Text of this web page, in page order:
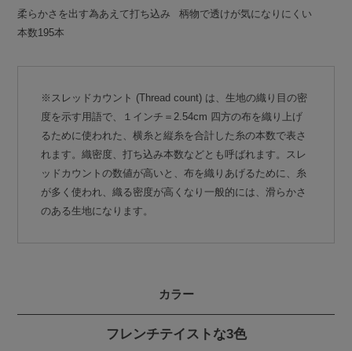
柔らかさを出す為あえて打ち込み
本数195本
柄物で透けが気になりにくい
※スレッドカウント (Thread count) は、生地の織り目の密
度を示す用語で、１インチ＝2.54cm 四方の布を織り上げ
るために使われた、横糸と縦糸を合計した糸の本数で表さ
れます。織密度、打ち込み本数などとも呼ばれます。スレ
ッドカウントの数値が高いと、布を織りあげるために、糸
が多く使われ、織る密度が高くなり一般的には、滑らかさ
のある生地になります。
カラー
フレンチテイストな3色